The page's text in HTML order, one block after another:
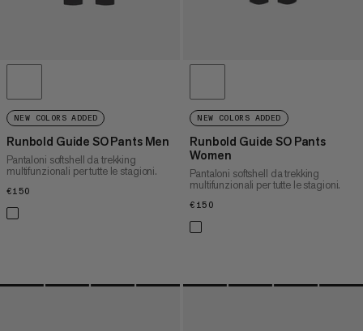
NEW COLORS ADDED
Runbold Guide SO Pants Men
Pantaloni softshell da trekking
multifunzionali per tutte le stagioni.
€150
NEW COLORS ADDED
Runbold Guide SO Pants
Women
Pantaloni softshell da trekking
multifunzionali per tutte le stagioni.
€150